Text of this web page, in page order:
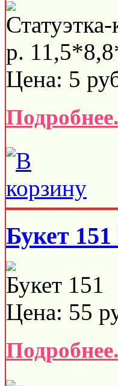
р.
Цена: 5
Букет 151
Букет 151
Цена: 55